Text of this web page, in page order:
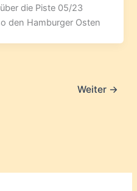
die Piste 05/23
den Hamburger Osten
Weiter →